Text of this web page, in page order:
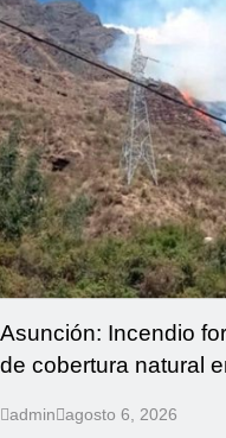
Asunción: Incendio
de cobertura natural
admin agosto 6, 2026